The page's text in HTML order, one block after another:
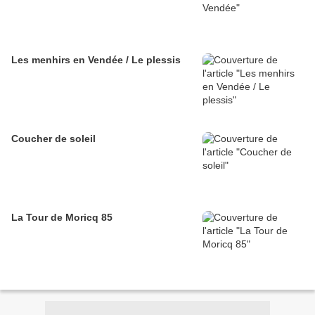
Les menhirs en Vendée / Le plessis
Coucher de soleil
La Tour de Moricq 85